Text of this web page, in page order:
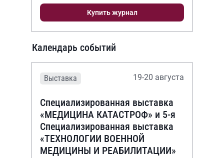
Купить журнал
Календарь событий
Выставка 19-20 августа
Специализированная выставка
«МЕДИЦИНА КАТАСТРОФ» и 5-я
Специализированная выставка
«ТЕХНОЛОГИИ ВОЕННОЙ
МЕДИЦИНЫ И РЕАБИЛИТАЦИИ»